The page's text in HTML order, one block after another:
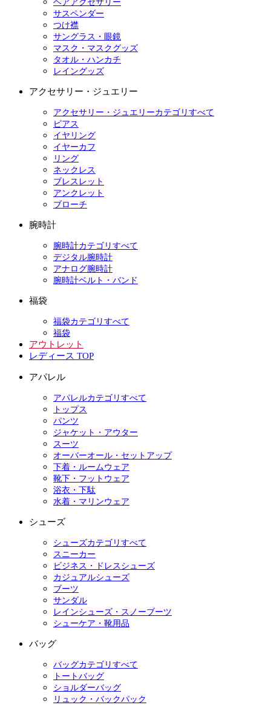
ヘアアクセサリー
サスペンダー
つけ襟
サングラス・眼鏡
マスク・マスクグッズ
タオル・ハンカチ
レイングッズ
アクセサリー・ジュエリー
アクセサリー・ジュエリーカテゴリすべて
ピアス
イヤリング
イヤーカフ
リング
ネックレス
ブレスレット
アンクレット
ブローチ
腕時計
腕時計カテゴリすべて
デジタル腕時計
アナログ腕時計
腕時計ベルト・バンド
福袋
福袋カテゴリすべて
福袋
アウトレット
レディース TOP
アパレル
アパレルカテゴリすべて
トップス
パンツ
ジャケット・アウター
スーツ
オーバーオール・セットアップ
下着・ルームウェア
靴下・フットウェア
浴衣・下駄
水着・マリンウェア
シューズ
シューズカテゴリすべて
スニーカー
ビジネス・ドレスシューズ
カジュアルシューズ
ブーツ
サンダル
レインシューズ・スノーブーツ
シューケア・靴用品
バッグ
バッグカテゴリすべて
トートバッグ
ショルダーバッグ
リュック・バックパック